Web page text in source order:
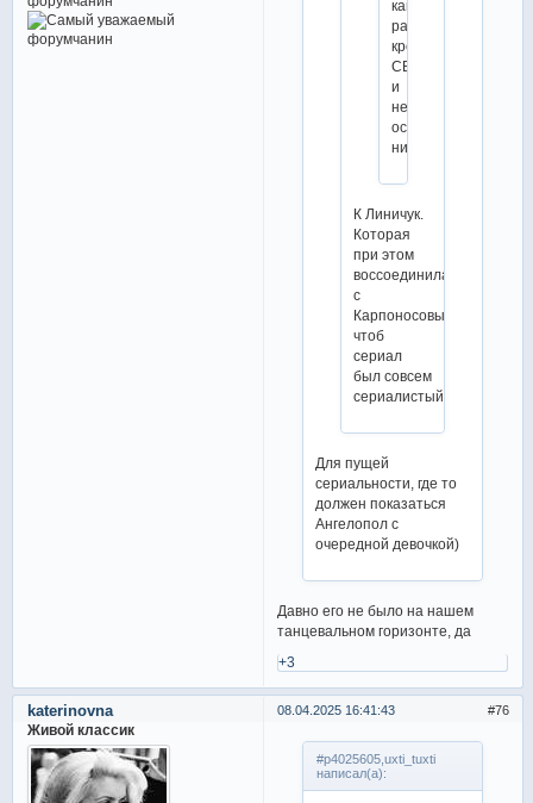
как
раз
кроме
СБ
и
не
осталось
никого
К Линичук.
Которая
при этом
воссоединилась
с
Карпоносовым,
чтоб
сериал
был совсем
сериалистый:)
Для пущей
сериальности, где то
должен показаться
Ангелопол с
очередной девочкой)
Давно его не было на нашем
танцевальном горизонте, да
+3
76
08.04.2025 16:41:43
katerinovna
Живой классик
#p4025605,uxti_tuxti
написал(а):